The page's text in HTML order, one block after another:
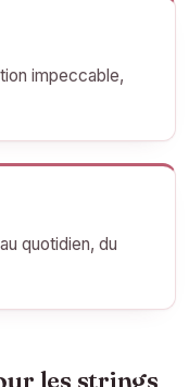
impeccable,
quotidien, du
les strings